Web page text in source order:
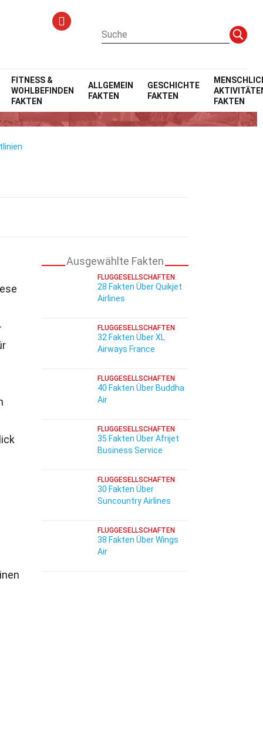
FITNESS &
WOHLBEFINDEN
FAKTEN
ALLGEMEIN
FAKTEN
GESCHICHTE
FAKTEN
FAKTEN
Ausgewählte Fakten
FLUGGESELLSCHAFTEN
28 Fakten Über Quikjet
Airlines
FLUGGESELLSCHAFTEN
32 Fakten Über XL
Airways France
FLUGGESELLSCHAFTEN
40 Fakten Über Buddha
Air
FLUGGESELLSCHAFTEN
35 Fakten Über Afrijet
Business Service
FLUGGESELLSCHAFTEN
30 Fakten Über
Suncountry Airlines
FLUGGESELLSCHAFTEN
38 Fakten Über Wings
Air